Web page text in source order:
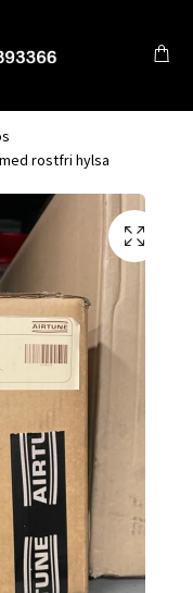
rostfri hylsa